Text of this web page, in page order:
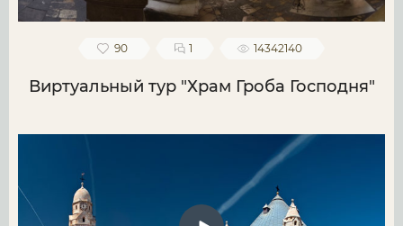
90 1 14342140
Виртуальный тур "Храм Гроба Господня"